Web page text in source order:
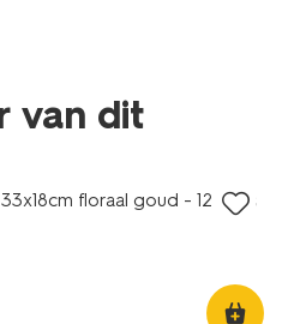
van dit
floraal goud - 12 stuks